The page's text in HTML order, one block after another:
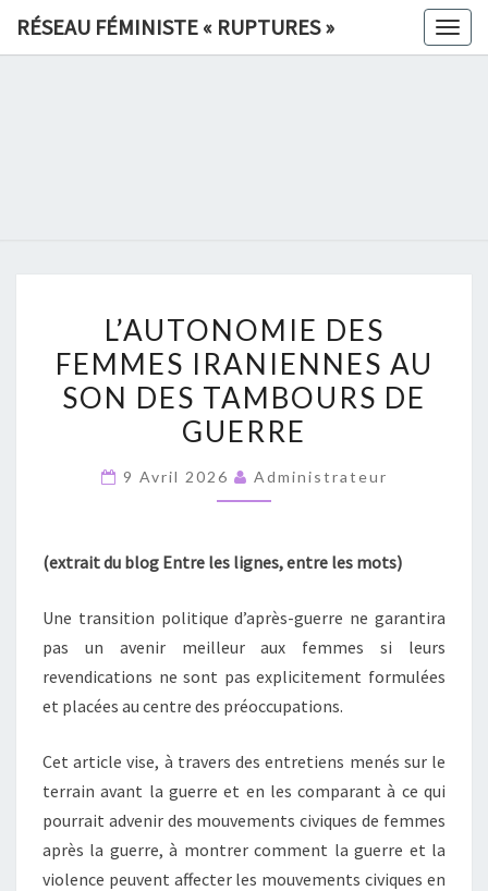
RÉSEAU FÉMINISTE « RUPTURES »
»
DES
FEMMES
IRANIENNES
AU
DES
GUERRE
L’AUTONOMIE DES
FEMMES IRANIENNES AU
SON DES TAMBOURS DE
GUERRE
9 Avril 2026 Administrateur
(extrait du blog Entre les lignes, entre les mots)
Une transition politique d’après-guerre ne garantira
pas un avenir meilleur aux femmes si leurs
revendications ne sont pas explicitement formulées
et placées au centre des préoccupations.
Cet article vise, à travers des entretiens menés sur le
terrain avant la guerre et en les comparant à ce qui
pourrait advenir des mouvements civiques de femmes
après la guerre, à montrer comment la guerre et la
violence peuvent affecter les mouvements civiques en